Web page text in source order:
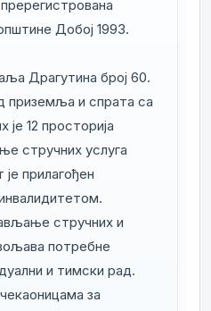
Добој 1993.
Драгутина број 60.
приземља и спрата са
је 12 просторија
стручних услуга
прилагођен
стручних и
потребне
и тимски рад.
за